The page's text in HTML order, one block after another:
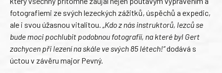
fotografiemi ze svých lezeckých zážitků, úspěchů a expedic,
ale i svou úžasnou vitalitou. „Kdo z nás instruktorů, lezců se
bude moci pochlubit podobnou fotografií, na které byl Gert
zachycen při lezení na skále ve svých 85 létech!“dodává s
úctou v závěru major Pevný.